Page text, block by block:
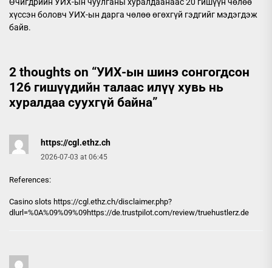
хүссэн боловч УИХ-ын дарга чөлөө өгөхгүй гэдгийг мэдэгдэж
байв.
2 thoughts on “УИХ-ын шинэ сонгогдсон
126 гишүүдийн талаас илүү хувь нь
хуралдаа суухгүй байна”
https://cgl.ethz.ch
2026-07-03 at 06:45
References:
Casino slots https://cgl.ethz.ch/disclaimer.php?
dlurl=%0A%09%09%09https://de.trustpilot.com/review/truehustlerz.de